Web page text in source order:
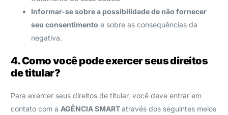
Informar-se sobre a possibilidade de não fornecer
seu consentimento e sobre as consequências da
negativa.
4. Como você pode exercer seus direitos
de titular?
Para exercer seus direitos de titular, você deve entrar em
contato com a AGÊNCIA SMARTatravés dos seguintes meios